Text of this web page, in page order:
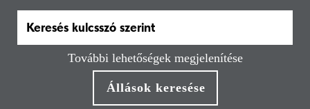
További lehetőségek megjelenítése